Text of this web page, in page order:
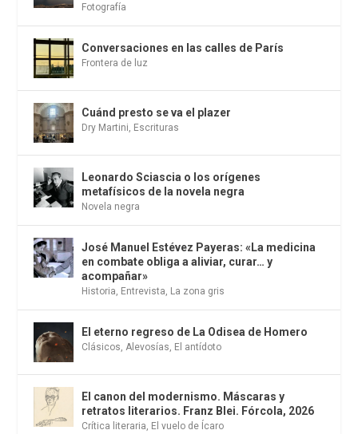
Fotografía
Conversaciones en las calles de París
Frontera de luz
Cuánd presto se va el plazer
Dry Martini Escrituras
Leonardo Sciascia o los orígenes
metafísicos de la novela negra
Novela negra
José Manuel Estévez Payeras: «La medicina
en combate obliga a aliviar, curar… y
acompañar»
Historia Entrevista La zona gris
El eterno regreso de La Odisea de Homero
Clásicos Alevosías El antídoto
El canon del modernismo. Máscaras y
retratos literarios. Franz Blei. Fórcola, 2026
Crítica literaria El vuelo de Ícaro